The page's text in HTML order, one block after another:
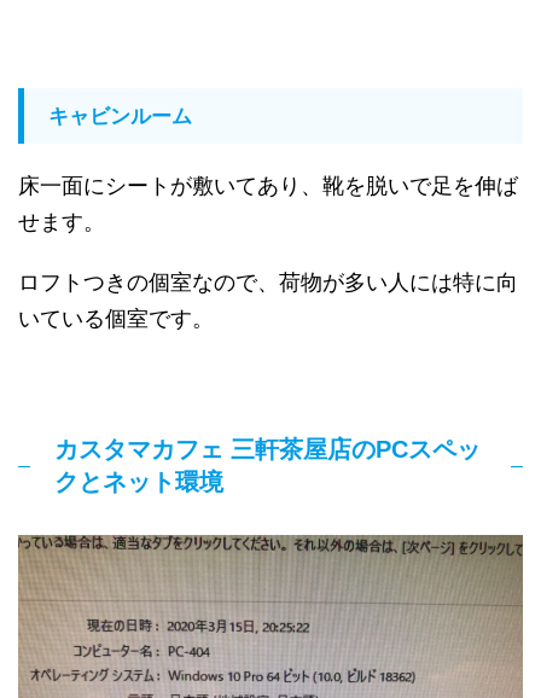
キャビンルーム
床一面にシートが敷いてあり、靴を脱いで足を伸ば
せます。
ロフトつきの個室なので、荷物が多い人には特に向
いている個室です。
カスタマカフェ 三軒茶屋店のPCスペッ
クとネット環境